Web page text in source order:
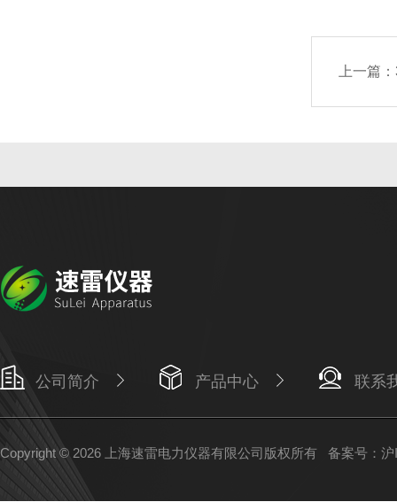
上一篇：
公司简介 产品中心 联系
Copyright © 2026 上海速雷电力仪器有限公司版权所有 备案号：